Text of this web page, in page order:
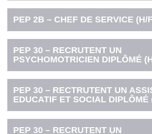
PEP 2B – CHEF DE SERVICE (H/
PEP 30 – RECRUTENT UN
PSYCHOMOTRICIEN DIPLÔMÉ
PEP 30 – RECTRUTENT UN
EDUCATIF ET SOCIAL DIPLÔMÉ
PEP 30 – RECRUTENT UN